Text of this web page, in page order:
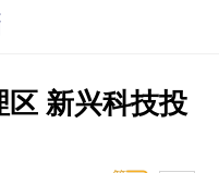
区 新兴科技投